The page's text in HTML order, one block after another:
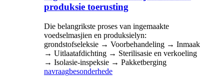
produksie toerusting
Die belangrikste proses van ingemaakte
voedselmasjien en produksielyn:
grondstofseleksie → Voorbehandeling → Inmaak
→ Uitlaatafdichting → Sterilisasie en verkoeling
→ Isolasie-inspeksie → Pakketberging
navraagbesonderhede